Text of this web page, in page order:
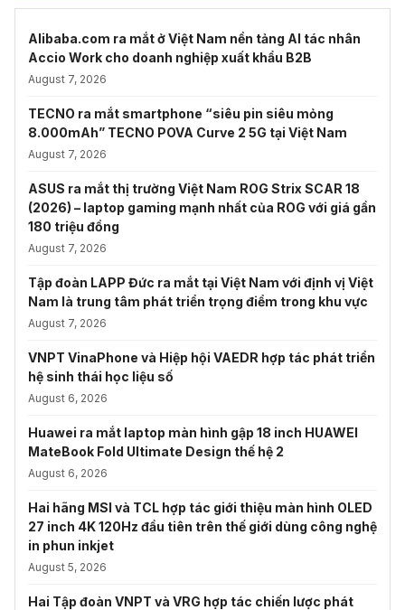
Alibaba.com ra mắt ở Việt Nam nền tảng AI tác nhân
Accio Work cho doanh nghiệp xuất khẩu B2B
August 7, 2026
TECNO ra mắt smartphone “siêu pin siêu mỏng
8.000mAh” TECNO POVA Curve 2 5G tại Việt Nam
August 7, 2026
ASUS ra mắt thị trường Việt Nam ROG Strix SCAR 18
(2026) – laptop gaming mạnh nhất của ROG với giá gần
180 triệu đồng
August 7, 2026
Tập đoàn LAPP Đức ra mắt tại Việt Nam với định vị Việt
Nam là trung tâm phát triển trọng điểm trong khu vực
August 7, 2026
VNPT VinaPhone và Hiệp hội VAEDR hợp tác phát triển
hệ sinh thái học liệu số
August 6, 2026
Huawei ra mắt laptop màn hình gập 18 inch HUAWEI
MateBook Fold Ultimate Design thế hệ 2
August 6, 2026
Hai hãng MSI và TCL hợp tác giới thiệu màn hình OLED
27 inch 4K 120Hz đầu tiên trên thế giới dùng công nghệ
in phun inkjet
August 5, 2026
Hai Tập đoàn VNPT và VRG hợp tác chiến lược phát